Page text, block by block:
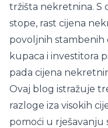
tržišta nekretnina. S
stope, rast cijena
povoljnih stambenih
kupaca i investitora
pada cijena
Ovaj blog istražuje
razloge iza visokih
pomoći u rješavanju